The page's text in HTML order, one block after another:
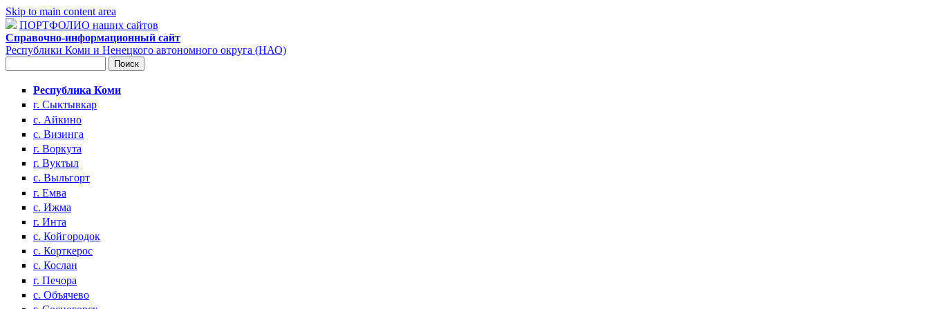
Skip to main content area
ПОРТФОЛИО наших сайтов
Справочно-информационный сайт
Республики Коми и Ненецкого автономного округа (НАО)
Республика Коми
г. Сыктывкар
с. Айкино
с. Визинга
г. Воркута
г. Вуктыл
с. Выльгорт
г. Емва
с. Ижма
г. Инта
с. Койгородок
с. Корткерос
с. Кослан
г. Печора
с. Объячево